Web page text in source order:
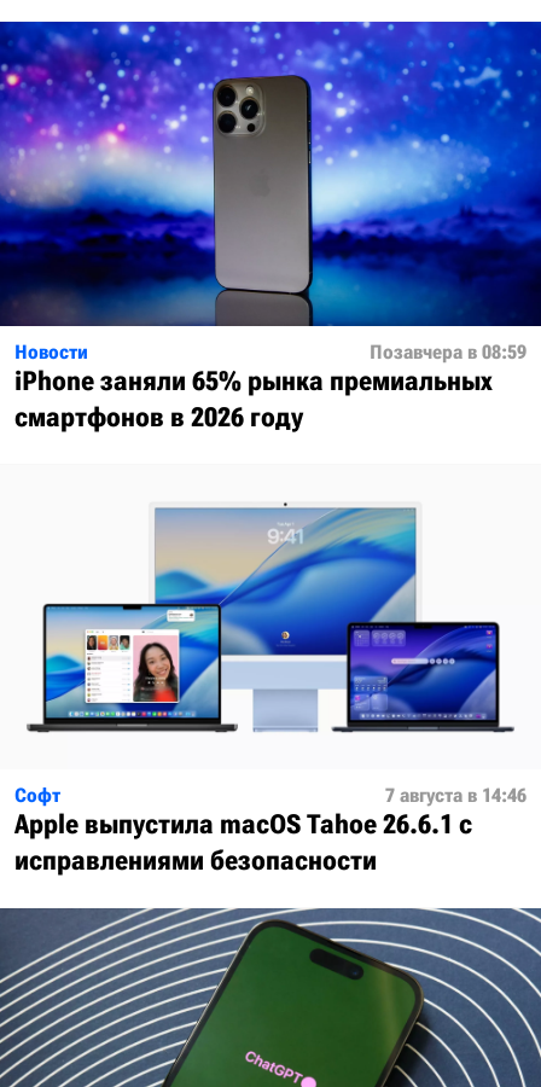
Новости Позавчера в 08:59
iPhone заняли 65% рынка премиальных
смартфонов в 2026 году
Софт 7 августа в 14:46
Apple выпустила macOS Tahoe 26.6.1 с
исправлениями безопасности